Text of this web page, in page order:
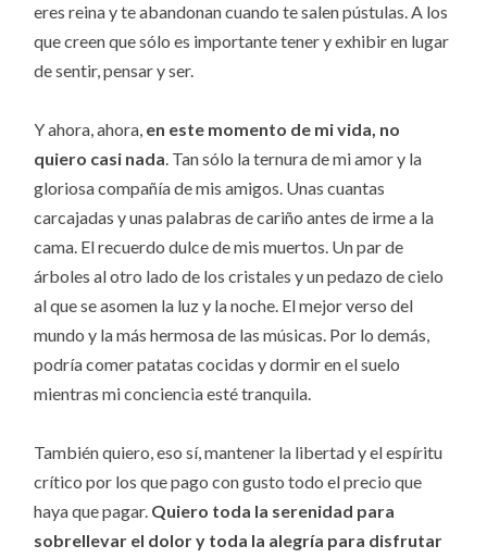
eres reina y te abandonan cuando te salen pústulas. A los
que creen que sólo es importante tener y exhibir en lugar
de sentir, pensar y ser.
Y ahora, ahora, en este momento de mi vida, no
quiero casi nada. Tan sólo la ternura de mi amor y la
gloriosa compañía de mis amigos. Unas cuantas
carcajadas y unas palabras de cariño antes de irme a la
cama. El recuerdo dulce de mis muertos. Un par de
árboles al otro lado de los cristales y un pedazo de cielo
al que se asomen la luz y la noche. El mejor verso del
mundo y la más hermosa de las músicas. Por lo demás,
podría comer patatas cocidas y dormir en el suelo
mientras mi conciencia esté tranquila.
También quiero, eso sí, mantener la libertad y el espíritu
crítico por los que pago con gusto todo el precio que
haya que pagar. Quiero toda la serenidad para
sobrellevar el dolor y toda la alegría para disfrutar